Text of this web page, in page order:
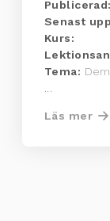
Publicerad:
Senast
Kurs:
Tema:
Läs mer